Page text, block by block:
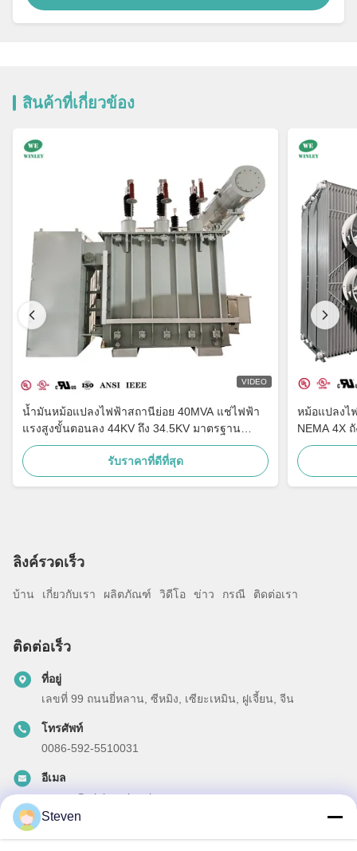
สินค้าที่เกี่ยวข้อง
VIDEO
น้ำมันหม้อแปลงไฟฟ้าสถานีย่อย 40MVA แช่ไฟฟ้า
แรงสูงขั้นตอนลง 44KV ถึง 34.5KV มาตรฐาน
ANSI IEEE
รับราคาที่ดีที่สุด
หม้อแปลงไ
NEMA 4X
ลิงค์รวดเร็ว
บ้าน เกี่ยวกับเรา ผลิตภัณฑ์ วิดีโอ ข่าว กรณี ติดต่อเรา
ติดต่อเร็ว
ที่อยู่
เลขที่ 99 ถนนยี่หลาน, ซีหมิง, เซียะเหมิน, ฝูเจี้ยน, จีน
โทรศัพท์
0086-592-5510031
อีเมล
steven@winley-electric.com
Steven